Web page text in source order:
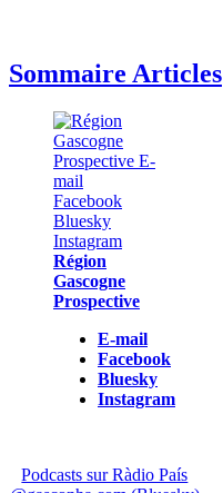
Sommaire Articles
Région
Gascogne
Prospective
E-mail
Facebook
Bluesky
Instagram
Podcasts sur Ràdio País